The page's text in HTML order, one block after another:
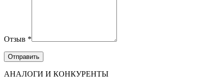
Отзыв *
АНАЛОГИ И КОНКУРЕНТЫ